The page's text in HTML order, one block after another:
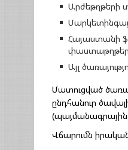
Արժեթղթերի
Հայաստանի
Այլ
Մատուցված
ընդհանուր
Վճարումն